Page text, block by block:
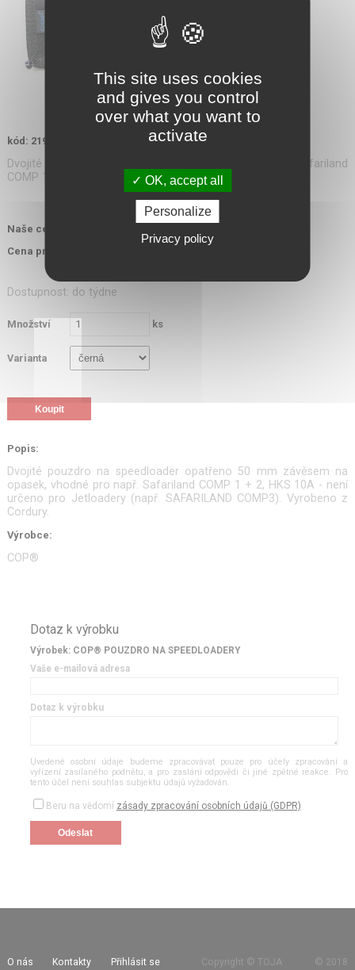
kód: 219116
Dvojité pouzdro na speedloader, vhodné pro např. Safariland
COMP 1 + 2, HKS 10A...
Naše cena s DPH: 621,00 Kč
Cena pro ozbrojené složky s DPH: 578,00 Kč
Dostupnost: do týdne
Množství ks
Varianta
Popis:
Dvojité pouzdro na speedloader opatřeno 50 mm závěsem na
opasek, vhodné pro např. Safariland COMP 1 + 2, HKS 10A - není
určeno pro Jetloadery (např. SAFARILAND COMP3). Vyrobeno z
Cordury.
Výrobce:
COP®
Dotaz k výrobku
Výrobek: COP® POUZDRO NA SPEEDLOADERY
Vaše e-mailová adresa
Dotaz k výrobku
Uvedené osobní údaje budeme zpracovávat pouze pro účely zpracování a
vyřízení zasílaného podnětu, a pro zaslání odpovědi či jiné zpětné reakce. Pro
tento účel není souhlas subjektu údajů vyžadován.
Beru na vědomí zásady zpracování osobních údajů (GDPR)
O nás Kontakty Přihlásit se Copyright © TOJA © 2018
This site uses cookies
and gives you control
over what you want to
activate
OK, accept all
Personalize
Privacy policy